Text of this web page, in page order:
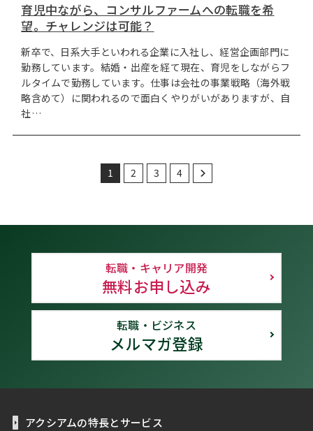
育児中ながら、コンサルファームへの転職を希
望。チャレンジは可能？
新卒で、日系大手といわれる企業に入社し、経営企画部門に
勤務しています。結婚・出産を経て現在、育児をしながらフ
ルタイムで勤務しています。仕事は会社の事業戦略（海外戦
略含めて）に関われるので面白くやりがいがありますが、自
社…
1 2 3 4
転職・キャリア開発
無料お申し込み
転職・ビジネス
メルマガ登録
アクシアムの特長とサービス